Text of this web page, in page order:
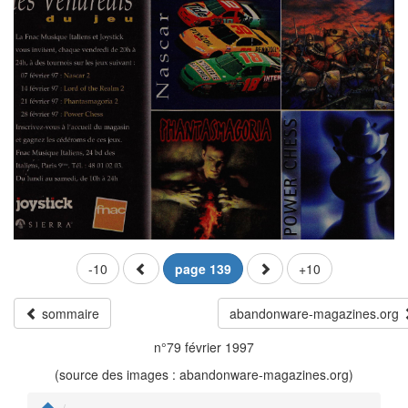
-10 page 139 +10
sommaire
abandonware-magazines.org
n°79 février 1997
(source des images : abandonware-magazines.org)